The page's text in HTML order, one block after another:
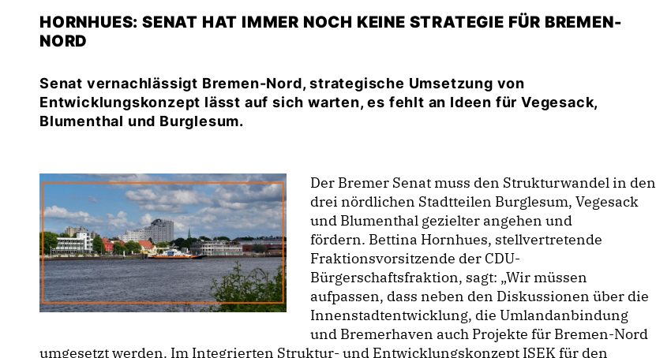
HORNHUES: SENAT HAT IMMER NOCH KEINE STRATEGIE FÜR BREMEN-
NORD
Senat vernachlässigt Bremen-Nord, strategische Umsetzung von
Entwicklungskonzept lässt auf sich warten, es fehlt an Ideen für Vegesack,
Blumenthal und Burglesum.
Der Bremer Senat muss den Strukturwandel in den
drei nördlichen Stadtteilen Burglesum, Vegesack
und Blumenthal gezielter angehen und
fördern. Bettina Hornhues, stellvertretende
Fraktionsvorsitzende der CDU-
Bürgerschaftsfraktion, sagt: „Wir müssen
aufpassen, dass neben den Diskussionen über die
Innenstadtentwicklung, die Umlandanbindung
und Bremerhaven auch Projekte für Bremen-Nord
umgesetzt werden. Im Integrierten Struktur- und Entwicklungskonzept ISEK für den